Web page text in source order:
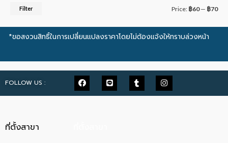
Filter Price: ฿60— ฿70
*ขอสงวนสิทธิ์ในการเปลี่ยนแปลงราคาโดยไม่ต้องแจ้งให้ทราบล่วงหน้า
FOLLOW US :
ที่ตั้งสาขา